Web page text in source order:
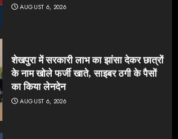
AUGUST 6, 2026
शेखपुरा में सरकारी लाभ का झांसा देकर छात्रों
के नाम खोले फर्जी खाते, साइबर ठगी के पैसों
का किया लेनदेन
AUGUST 6, 2026